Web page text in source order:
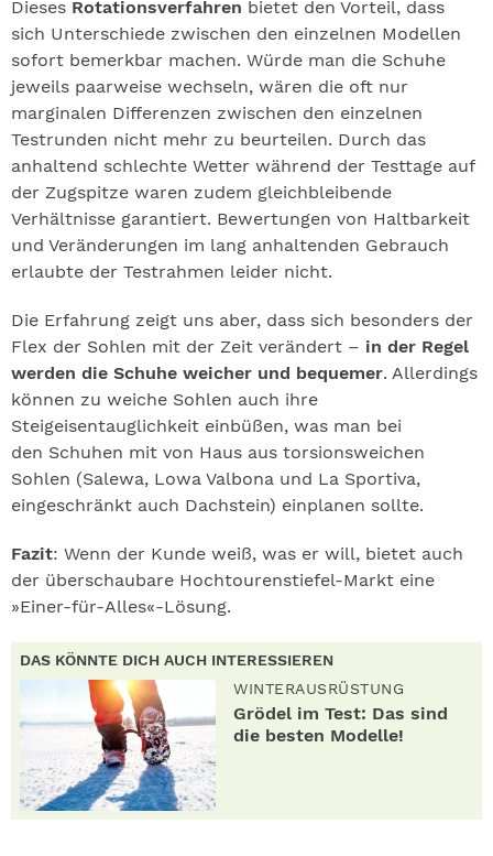
Dieses Rotationsverfahren bietet den Vorteil, dass
sich Unterschiede zwischen den einzelnen Modellen
sofort bemerkbar machen. Würde man die Schuhe
jeweils paarweise wechseln, wären die oft nur
marginalen Differenzen zwischen den einzelnen
Testrunden nicht mehr zu beurteilen. Durch das
anhaltend schlechte Wetter während der Testtage auf
der Zugspitze waren zudem gleichbleibende
Verhältnisse garantiert. Bewertungen von Haltbarkeit
und Veränderungen im lang anhaltenden Gebrauch
erlaubte der Testrahmen leider nicht.
Die Erfahrung zeigt uns aber, dass sich besonders der
Flex der Sohlen mit der Zeit verändert – in der Regel
werden die Schuhe weicher und bequemer. Allerdings
können zu weiche Sohlen auch ihre
Steigeisentauglichkeit einbüßen, was man bei
den Schuhen mit von Haus aus torsionsweichen
Sohlen (Salewa, Lowa Valbona und La Sportiva,
eingeschränkt auch Dachstein) einplanen sollte.
Fazit: Wenn der Kunde weiß, was er will, bietet auch
der überschaubare Hochtourenstiefel-Markt eine
»Einer-für-Alles«-Lösung.
DAS KÖNNTE DICH AUCH INTERESSIEREN
WINTERAUSRÜSTUNG
Grödel im Test: Das sind
die besten Modelle!